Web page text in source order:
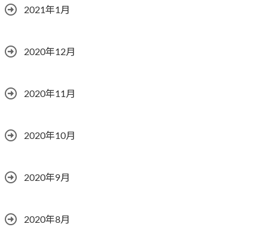
2021年1月
2020年12月
2020年11月
2020年10月
2020年9月
2020年8月